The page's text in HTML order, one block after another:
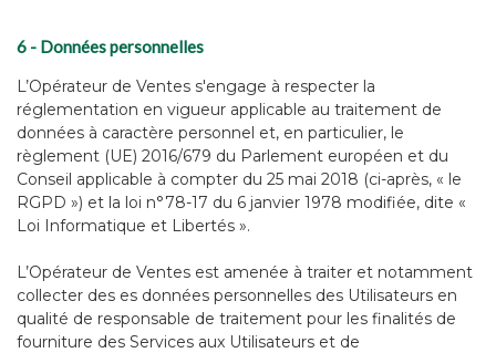
6 - Données personnelles
L’Opérateur de Ventes s'engage à respecter la
réglementation en vigueur applicable au traitement de
données à caractère personnel et, en particulier, le
règlement (UE) 2016/679 du Parlement européen et du
Conseil applicable à compter du 25 mai 2018 (ci-après, « le
RGPD ») et la loi n°78-17 du 6 janvier 1978 modifiée, dite «
Loi Informatique et Libertés ».
L’Opérateur de Ventes est amenée à traiter et notamment
collecter des es données personnelles des Utilisateurs en
qualité de responsable de traitement pour les finalités de
fourniture des Services aux Utilisateurs et de